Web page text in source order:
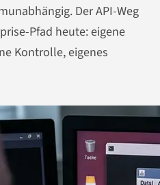
Der API-Weg
Pfad heute: eigene
Kontrolle, eigenes